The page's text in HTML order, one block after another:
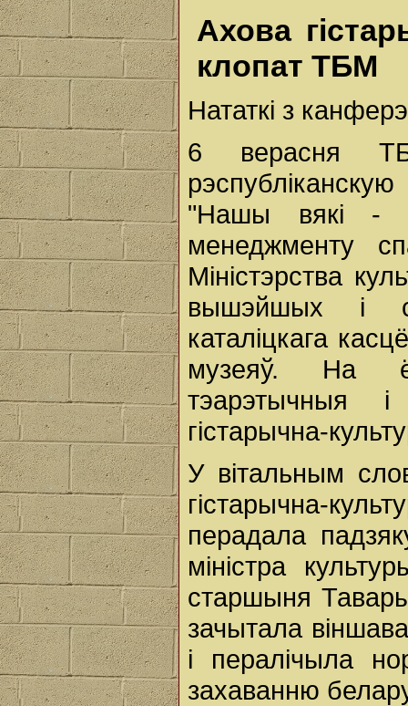
Ахова
клопат ТБМ
Нататкі з
6 верасня
"Нашы вякі -
менеджменту
Міністэрства
вышэйшых і
каталіцкага
музеяў. На
тэарэтычныя
гістарычна-
У вітальным
гістарычна-
перадала
міністра
старшыня
зачытала
і пералічыла
захаванню